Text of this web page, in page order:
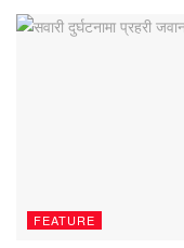
FEATURE